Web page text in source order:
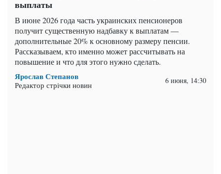
выплаты
В июне 2026 года часть украинских пенсионеров
получит существенную надбавку к выплатам —
дополнительные 20% к основному размеру пенсии.
Рассказываем, кто именно может рассчитывать на
повышение и что для этого нужно сделать.
Ярослав Степанов
Редактор стрічки новин 6 июня, 14:30